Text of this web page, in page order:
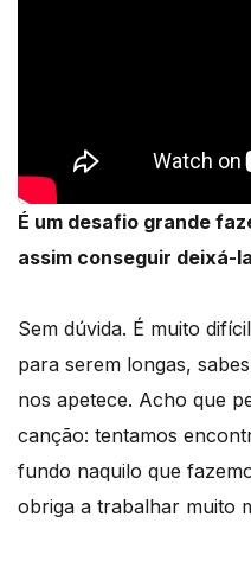
É um desafio grande
assim conseguir deixá-
Sem dúvida. É muito
para serem longas,
nos apetece. Acho que
canção: tentamos
fundo naquilo que
obriga a trabalhar muito